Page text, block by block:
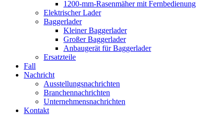
1200-mm-Rasenmäher mit Fernbedienung
Elektrischer Lader
Baggerlader
Kleiner Baggerlader
Großer Baggerlader
Anbaugerät für Baggerlader
Ersatzteile
Fall
Nachricht
Ausstellungsnachrichten
Branchennachrichten
Unternehmensnachrichten
Kontakt